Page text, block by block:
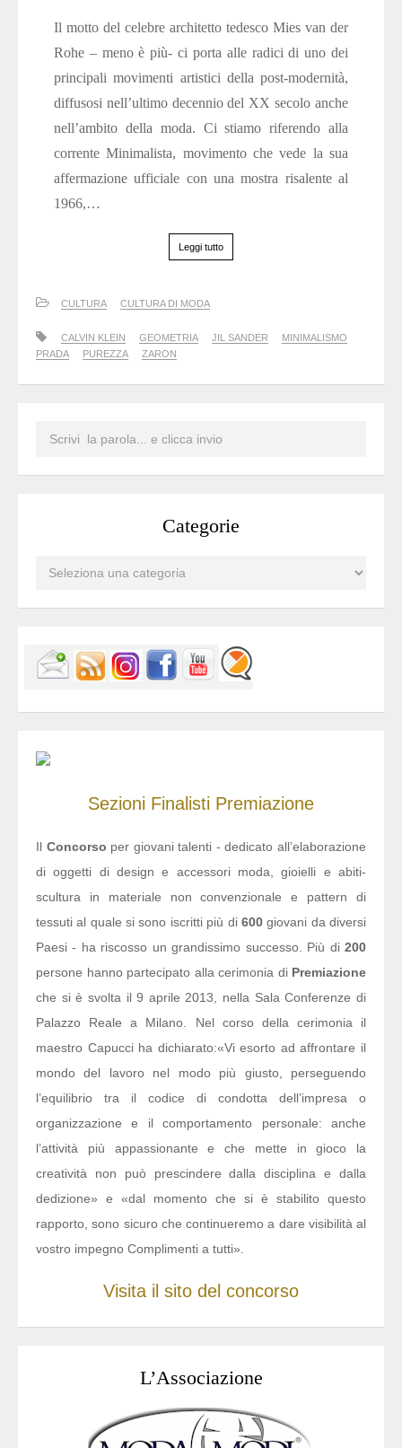
Il motto del celebre architetto tedesco Mies van der
Rohe – meno è più- ci porta alle radici di uno dei
principali movimenti artistici della post-modernità,
diffusosi nell’ultimo decennio del XX secolo anche
nell’ambito della moda. Ci stiamo riferendo alla
corrente Minimalista, movimento che vede la sua
affermazione ufficiale con una mostra risalente al
1966,…
Leggi tutto
CULTURA CULTURA DI MODA
CALVIN KLEIN GEOMETRIA JIL SANDER
MINIMALISMO
PRADA
PUREZZA ZARON
Categorie
Sezioni Finalisti Premiazione
Il Concorso per giovani talenti - dedicato all’elaborazione
di oggetti di design e accessori moda, gioielli e abiti-
scultura in materiale non convenzionale e pattern di
tessuti al quale si sono iscritti più di 600giovani da diversi
Paesi - ha riscosso un grandissimo successo. Più di 200
persone hanno partecipato alla cerimonia di Premiazione
che si è svolta il 9 aprile 2013, nella Sala Conferenze di
Palazzo Reale a Milano. Nel corso della cerimonia il
maestro Capucci ha dichiarato:«Vi esorto ad affrontare il
mondo del lavoro nel modo più giusto, perseguendo
l’equilibrio tra il codice di condotta dell’impresa o
organizzazione e il comportamento personale: anche
l’attività più appassionante e che mette in gioco la
creatività non può prescindere dalla disciplina e dalla
dedizione» e «dal momento che si è stabilito questo
rapporto, sono sicuro che continueremo a dare visibilità al
vostro impegno Complimenti a tutti».
Visita il sito del concorso
L’Associazione